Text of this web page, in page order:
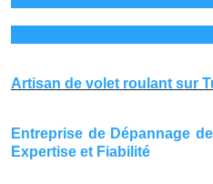
Artisan de volet roulant sur
Entreprise de Dépannage
Expertise et Fiabilité